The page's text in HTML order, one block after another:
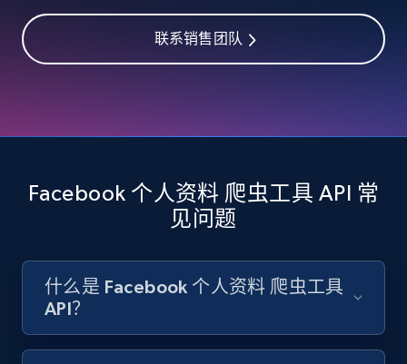
1.8K+ 220+ 注册使用
URL, Comment id, User posted, Comment, Date
131+
Facebook - Profiles
URL, Name, ID, Profile photo, Cover photo,
联系销售团队
Facebook 个人资料 爬虫工具 API 常
见问题
什么是 Facebook 个人资料 爬虫工具
API？